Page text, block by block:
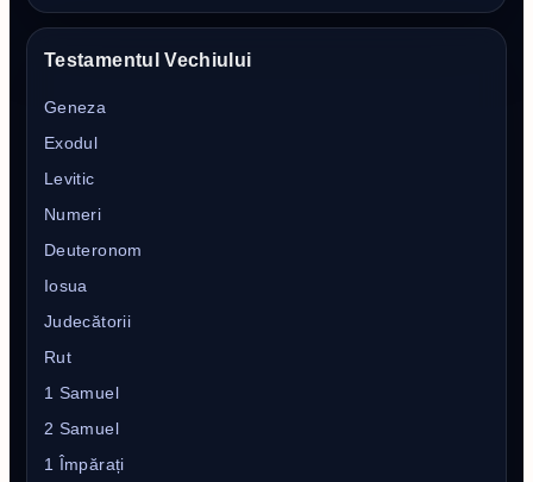
Testamentul Vechiului
Geneza
Exodul
Levitic
Numeri
Deuteronom
Iosua
Judecătorii
Rut
1 Samuel
2 Samuel
1 Împărați